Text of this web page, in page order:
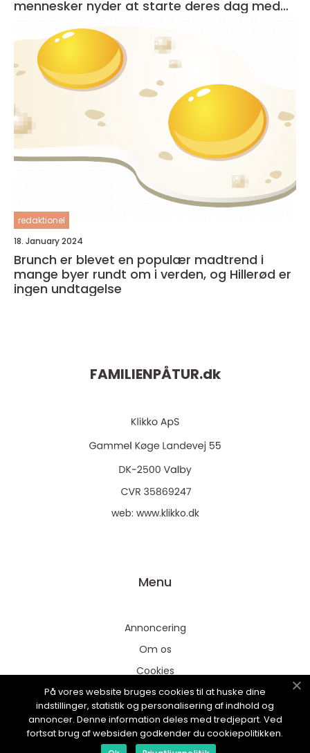
mennesker nyder at starte deres dag med
redaktionel
18. January 2024
Brunch er blevet en populær madtrend i
mange byer rundt om i verden, og Hillerød er
ingen undtagelse
FAMILIENPÅTUR.dk
web: www.klikko.dk
Menu
Annoncering
Om os
Cookies
Kontakt os
Sitemap
På vores website bruges cookies til at huske dine
indstillinger, statistik og personalisering af indhold og
annoncer. Denne information deles med tredjepart. Ved
fortsat brug af websiden godkender du cookiepolitikken.